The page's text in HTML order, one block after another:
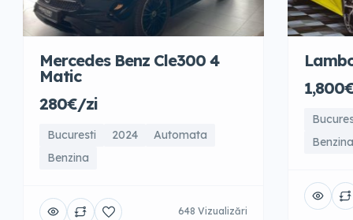
Mercedes Benz Cle300 4
Matic
280€/zi
Bucuresti 2024
Automata
Benzina
648 Vizualizări
Benzina